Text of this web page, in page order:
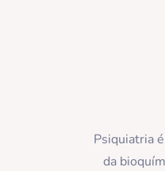
Psiquiatria
da